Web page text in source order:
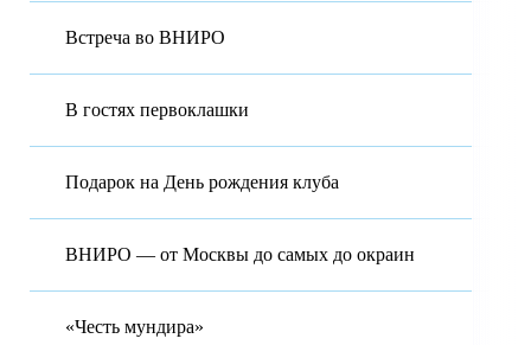
Встреча во ВНИРО
В гостях первоклашки
Подарок на День рождения клуба
ВНИРО — от Москвы до самых до окраин
«Честь мундира»